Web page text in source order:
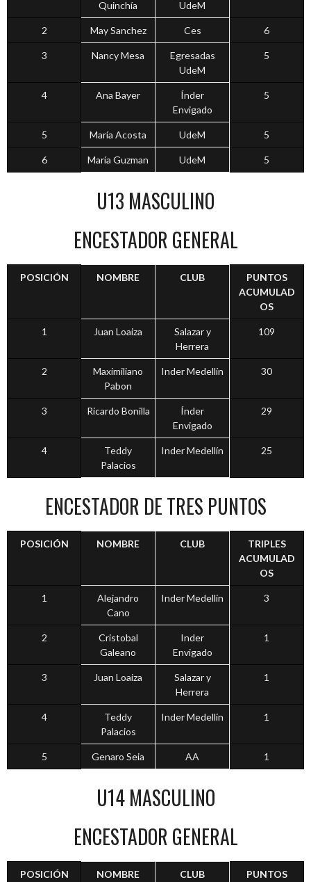
Quinchía
UdeM
2 May Sanchez Ces 6
3 Nancy Mesa
Egresadas
UdeM
5
4 Ana Bayer
Índer
Envigado
5
5 María Acosta UdeM 5
6 María Guzman UdeM 5
U13 MASCULINO
ENCESTADOR GENERAL
POSICIÓN NOMBRE CLUB
PUNTOS
ACUMULAD
OS
1 Juan Loaiza
Salazar y
Herrera
109
2
Maximiliano
Pabon
Inder Medellín 30
3 Ricardo Bonilla
Índer
Envigado
29
4
Teddy
Palacios
Inder Medellín 25
ENCESTADOR DE TRES PUNTOS
POSICIÓN NOMBRE CLUB
TRIPLES
ACUMULAD
OS
1
Alejandro
Cano
Inder Medellín 3
2
Cristobal
Galeano
Inder
Envigado
1
3 Juan Loaiza
Salazar y
Herrera
1
4
Teddy
Palacios
Inder Medellín 1
5 Genaro Seia AA 1
U14 MASCULINO
ENCESTADOR GENERAL
POSICIÓN NOMBRE CLUB
PUNTOS